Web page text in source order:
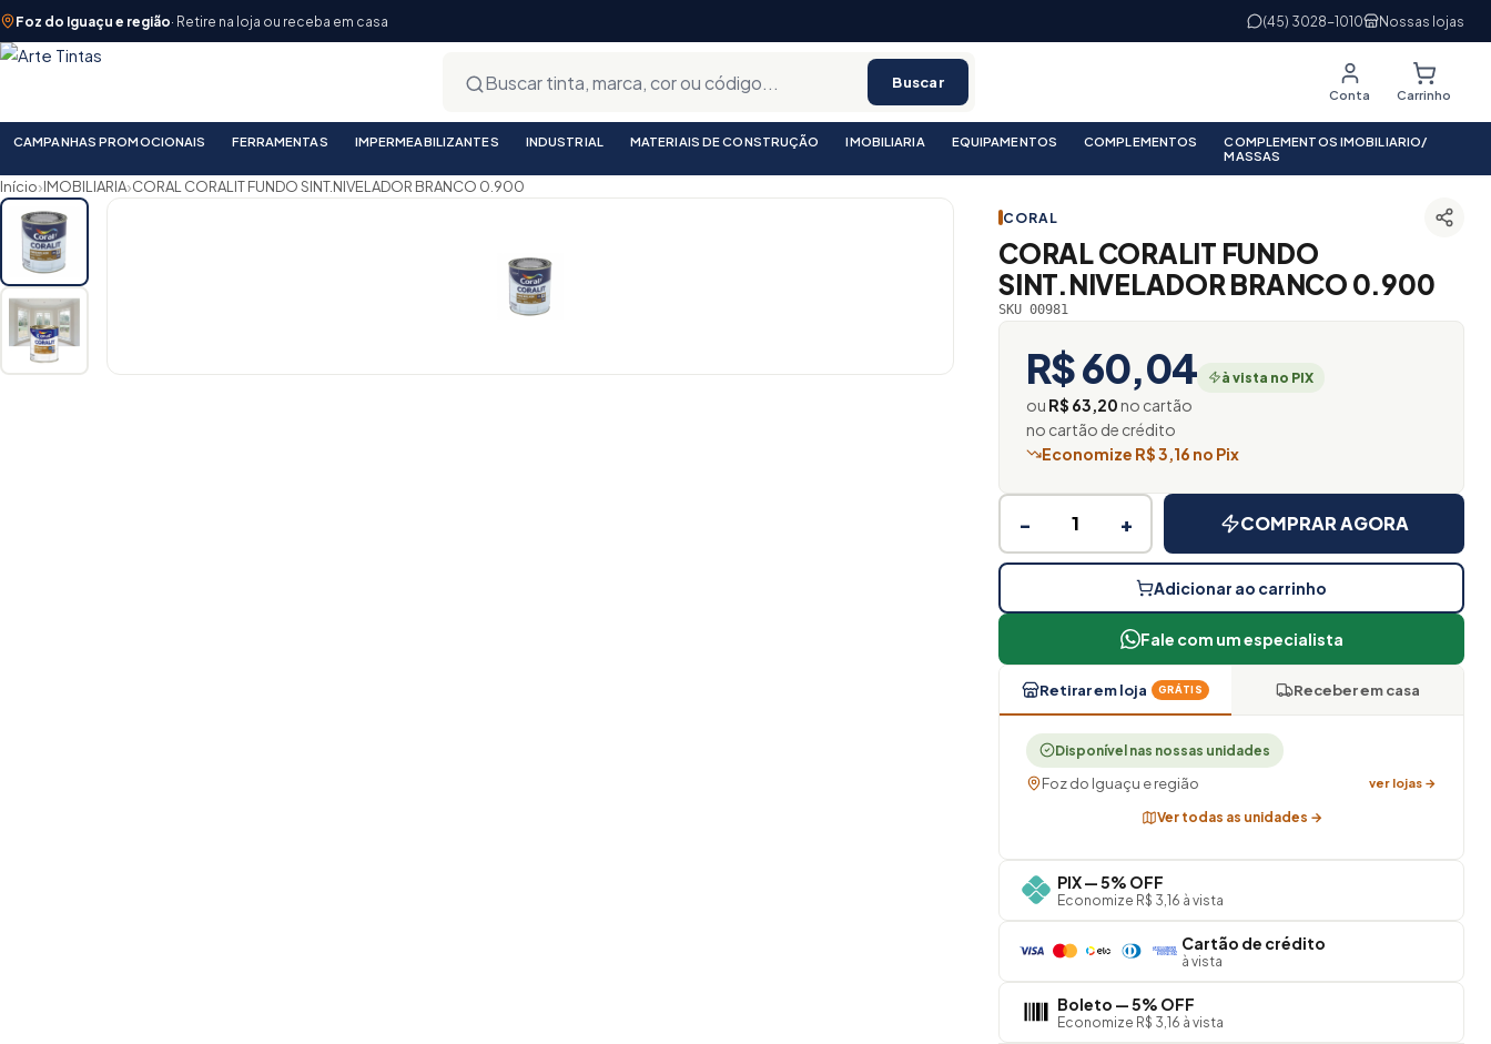
Foz do Iguaçu e região· Retire na loja ou receba em casa (45) 3028-1010 Nossas lojas
Buscar
Conta Carrinho
CAMPANHAS PROMOCIONAIS FERRAMENTAS IMPERMEABILIZANTES INDUSTRIAL MATERIAIS DE CONSTRUÇÃO IMOBILIARIA EQUIPAMENTOS COMPLEMENTOS
COMPLEMENTOS IMOBILIARIO/
MASSAS
Início›IMOBILIARIA›CORAL CORALIT FUNDO SINT.NIVELADOR BRANCO 0.900
CORAL
CORAL CORALIT FUNDO
SINT.NIVELADOR BRANCO 0.900
SKU 00981
R$ 60,04 à vista no PIX
ou R$ 63,20no cartão
no cartão de crédito
Economize R$ 3,16 no Pix
− + COMPRAR AGORA
Adicionar ao carrinho
Fale com um especialista
Retirar em loja GRÁTIS Receber em casa
Disponível nas nossas unidades
Foz do Iguaçu e região ver lojas →
Ver todas as unidades →
PIX — 5% OFF
Economize R$ 3,16 à vista
Cartão de crédito
à vista
Boleto — 5% OFF
Economize R$ 3,16 à vista